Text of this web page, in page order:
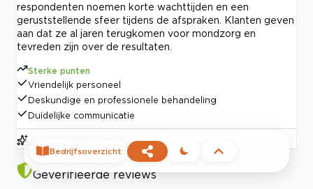
respondenten noemen korte wachttijden en een
geruststellende sfeer tijdens de afspraken. Klanten geven
aan dat ze al jaren terugkomen voor mondzorg en
tevreden zijn over de resultaten.
Sterke punten
Vriendelijk personeel
Deskundige en professionele behandeling
Duidelijke communicatie
reviews
Geverifieerde reviews
Bedrijfsoverzicht